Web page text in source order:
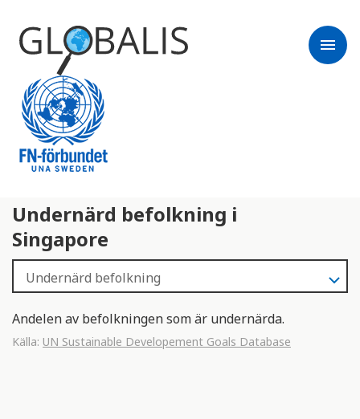
menu
Undernärd befolkning i
Singapore
Andelen av befolkningen som är undernärda.
Källa: UN Sustainable Developement Goals Database